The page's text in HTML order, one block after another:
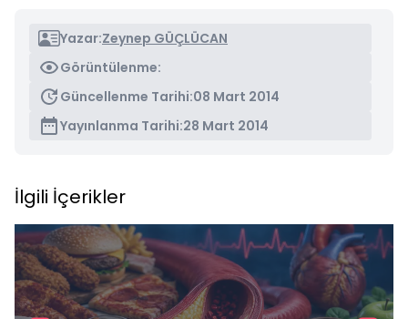
Yazar:Zeynep GÜÇLÜCAN
Görüntülenme:
Güncellenme Tarihi:08 Mart 2014
Yayınlanma Tarihi:28 Mart 2014
İlgili İçerikler